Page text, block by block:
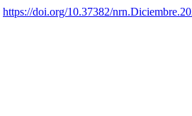
https://doi.org/10.37382/